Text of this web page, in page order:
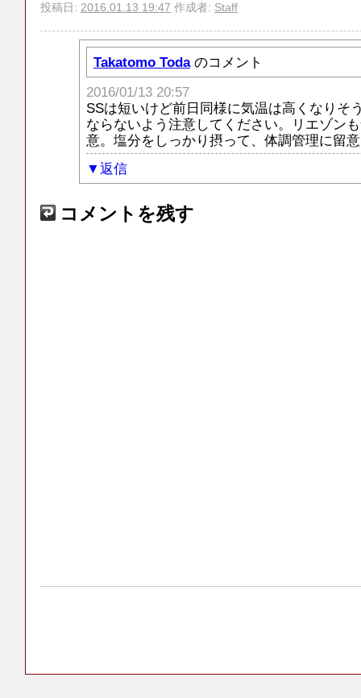
投稿日: 2016.01.13 19:47 作成者: Staff
Takatomo Toda のコメント
2016/01/13 20:57
SSは短いけど前日同様に気温は高くなりそ
ならないよう注意してください。リエゾン
意。塩分をしっかり摂って、体調管理に留
返信
コメントを残す